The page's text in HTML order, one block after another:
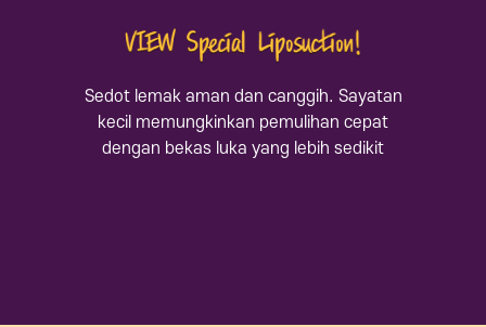
Sedot lemak aman dan canggih. Sayatan
kecil memungkinkan pemulihan cepat
dengan bekas luka yang lebih sedikit